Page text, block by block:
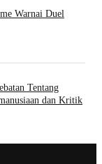
Warnai Duel
Tentang
dan Kritik